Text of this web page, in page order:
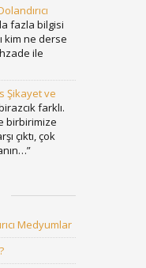
fazla bilgisi
kim ne derse
ile
Şikayet ve
farklı.
birbirimize
çıktı, çok
”
Medyumlar